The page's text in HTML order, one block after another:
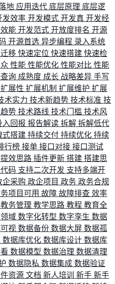
地 应用迭代 底层原理 底层逻
发效率 开发模式 开发真 开发经
能 开发范式 开放度排名 开源
开源首选 异步编程 录入系统
移 快速定位 快速搭建 快速检
性能 性能优化 性能对比 性能
询 成熟度 成长 战略差异 手写
扩展性 扩展机制 扩展维护 扩展
术实力 技术新趋势 技术标准 技
势 技术路线 技术门槛 技术风
入回报 报告解读 拆解 拆解低代
式搭建 持续交付 持续优化 持续
行榜 接单 接口对接 接口测试
提效思路 插件更新 搭建 搭建思
码 支持二次开发 支持多端开
企采购 政企项目 政务 政务合规
项目可用 故障 故障排查 效率
教务管理 教学思路 教程 教育全
域 数字化转型 数字孪生 数据
视 数据备份 数据大屏 数据孤
数据库优化 数据库设计 数据库
数据模型 数据治理 数据清理
数据隐私 数据集成 数据验证
资源 文档 新人培训 新手 新手